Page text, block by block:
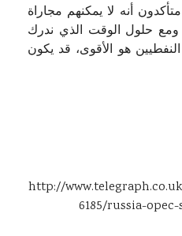
أنه لا يمكنهم مجاراة
حلول الوقت الذي ندرك
هو الأقوى، قد يكون
http://
6185/russia-